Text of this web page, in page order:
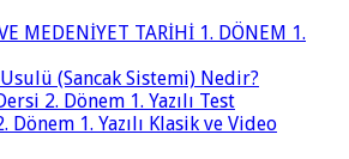
MEDENİYET TARİHİ 1. DÖNEM 1.
Usulü (Sancak Sistemi) Nedir?
2. Dönem 1. Yazılı Test
Dönem 1. Yazılı Klasik ve Video